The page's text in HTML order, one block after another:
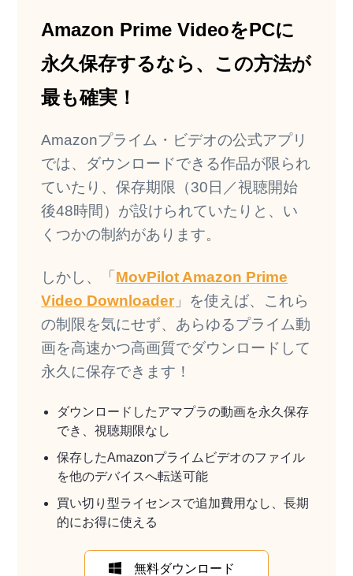
Amazon Prime VideoをPCに
永久保存するなら、この方法が
最も確実！
Amazonプライム・ビデオの公式アプリ
では、ダウンロードできる作品が限られ
ていたり、保存期限（30日／視聴開始
後48時間）が設けられていたりと、い
くつかの制約があります。
しかし、「MovPilot Amazon Prime
Video Downloader 」を使えば、これら
の制限を気にせず、あらゆるプライム動
画を高速かつ高画質でダウンロードして
永久に保存できます！
ダウンロードしたアマプラの動画を永久保存
でき、視聴期限なし
保存したAmazonプライムビデオのファイル
を他のデバイスへ転送可能
買い切り型ライセンスで追加費用なし、長期
的にお得に使える
無料ダウンロード